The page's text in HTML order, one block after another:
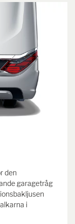
den
garagetråg
i